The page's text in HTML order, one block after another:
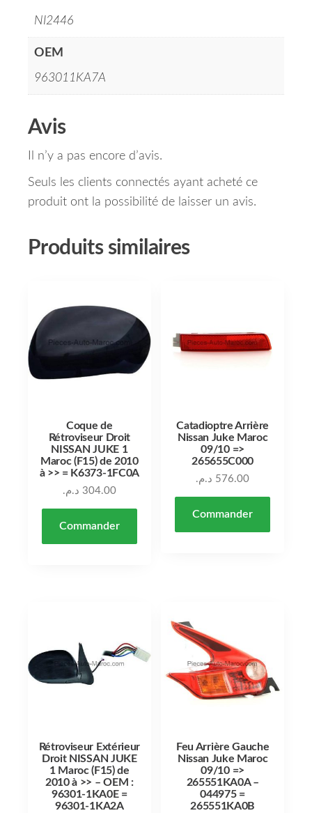
NI2446
OEM
963011KA7A
Avis
Il n’y a pas encore d’avis.
Seuls les clients connectés ayant acheté ce
produit ont la possibilité de laisser un avis.
Produits similaires
Coque de
Rétroviseur Droit
NISSAN JUKE 1
Maroc (F15) de 2010
à >> = K6373-1FC0A
304.00 د.م.
Commander
Catadioptre Arrière
Nissan Juke Maroc
09/10 =>
265655C000
576.00 د.م.
Commander
Rétroviseur Extérieur
Droit NISSAN JUKE
1 Maroc (F15) de
2010 à >> – OEM :
96301-1KA0E =
96301-1KA2A
Feu Arrière Gauche
Nissan Juke Maroc
09/10 =>
265551KA0A –
044975 =
265551KA0B